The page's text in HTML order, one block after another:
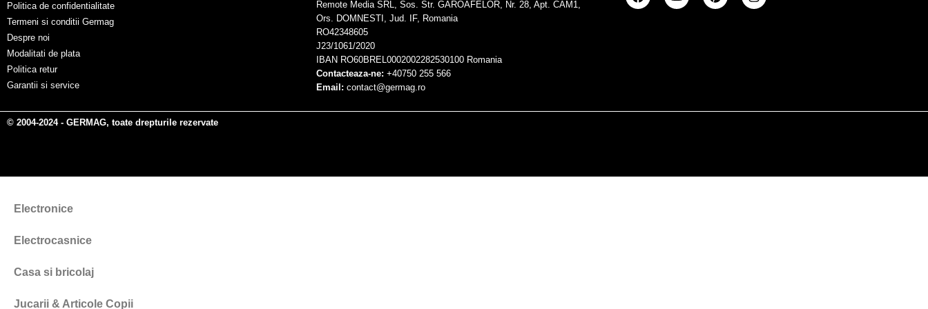
Politica de confidentialitate
Termeni si conditii Germag
Despre noi
Modalitati de plata
Politica retur
Garantii si service
Remote Media SRL, Sos. Str. GAROAFELOR, Nr. 28, Apt. CAM1,
Ors. DOMNESTI, Jud. IF, Romania
RO42348605
J23/1061/2020
IBAN RO60BREL0002002282530100 Romania
Contacteaza-ne: +40750 255 566
Email: contact@germag.ro
© 2004-2024 - GERMAG, toate drepturile rezervate
Electronice
Electrocasnice
Casa si bricolaj
Jucarii & Articole Copii